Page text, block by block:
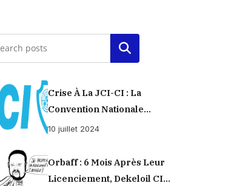
Rechercher
Crise À La JCI-CI : La
Convention Nationale
Provisoirement Suspendue
10 juillet 2024
Orbaff : 6 Mois Après Leur
Licenciement, Dekeloil CI